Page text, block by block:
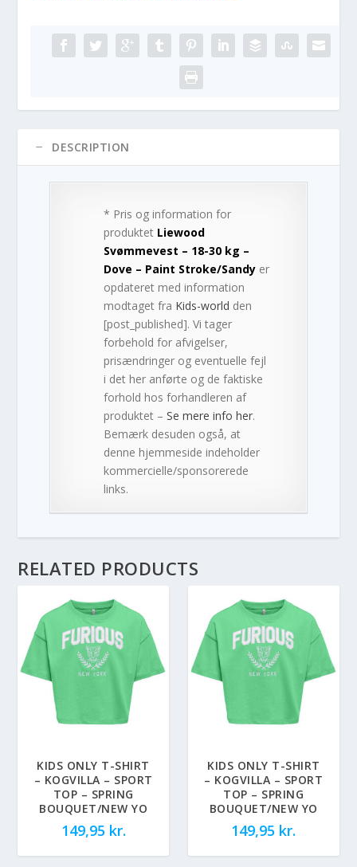
DESCRIPTION
* Pris og information for
produktet Liewood
Svømmevest – 18-30 kg –
Dove – Paint Stroke/Sandy er
opdateret med information
modtaget fra Kids-world den
[post_published]. Vi tager
forbehold for afvigelser,
prisændringer og eventuelle fejl
i det her anførte og de faktiske
forhold hos forhandleren af
produktet –Se mere info her.
Bemærk desuden også, at
denne hjemmeside indeholder
kommercielle/sponsorerede
links.
RELATED PRODUCTS
KIDS ONLY T-SHIRT
– KOGVILLA – SPORT
TOP – SPRING
BOUQUET/NEW YO
149,95 kr.
KIDS ONLY T-SHIRT
– KOGVILLA – SPORT
TOP – SPRING
BOUQUET/NEW YO
149,95 kr.